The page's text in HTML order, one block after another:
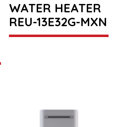
WATER HEATER
REU-13E32G-MXN